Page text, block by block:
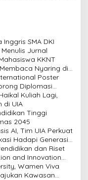
SMA DKI
Jurnal
KKNT
Nyaring di
Poster
Diplomasi
Kuliah Lagi,
di UIA
Tinggi
2045
AI, Tim UIA Perkuat
Hadapi Generasi
dan Riset
and Innovation
Wamen Viva
Kawasan